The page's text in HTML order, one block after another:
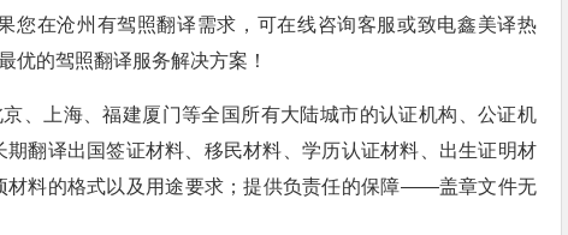
您在沧州有驾照翻译需求，可在线咨询客服或致电鑫美译热
优的驾照翻译服务解决方案！
、上海、福建厦门等全国所有大陆城市的认证机构、公证机
翻译出国签证材料、移民材料、学历认证材料、出生证明材
材料的格式以及用途要求；提供负责任的保障——盖章文件无